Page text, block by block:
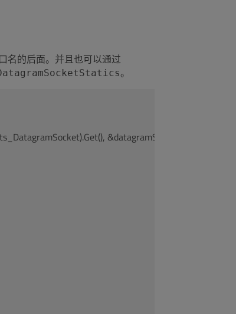
名的后面。并且也可以通过
。
&datagramSocketStatics);